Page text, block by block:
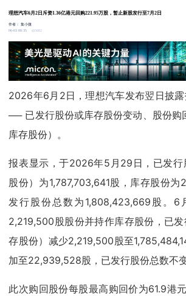
理想汽车6月2日斥资1.36亿港元回购221.95万股，暂止新股发行至7月2日
作者：集小微
06-03 00:35
5682
2026年6月2日，理想汽车发布翌日披
── 已发行股份或库存股份变动、股份购
库存股份）。
报表显示，于2026年5月29日，已发行
股份）为1,787,703,641股，库存股份
发行股份总数为1,808,423,669股。6
2,219,500股股份并持作库存股份，已
存股份）减少2,219,500股至
加至22,939,528股，已发行股份总数不变
此次购回股份每股最高购回价为61.9港